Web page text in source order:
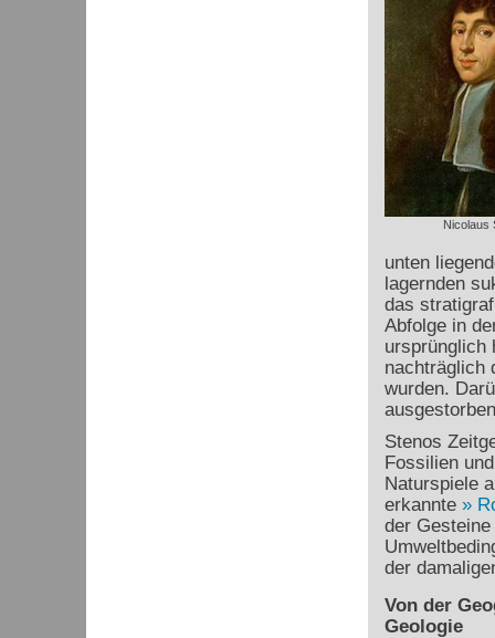
Nicolaus
unten
lagernden
das
Abfolge in
ursprünglich
nachträglich
wurden.
Stenos
Fossilien
Naturspiele
erkannte
der
der
Von der
Geologie